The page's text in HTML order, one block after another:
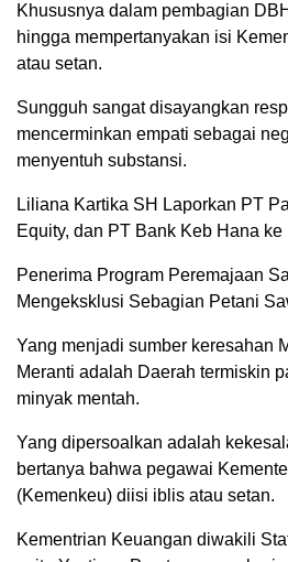
Khususnya dalam pembagian
hingga mempertanyakan isi
atau setan.
Sungguh sangat disayangkan
mencerminkan empati sebagai
menyentuh substansi.
Liliana Kartika SH Laporkan PT
Equity, dan PT Bank Keb Hana
Penerima Program Peremajaan
Mengeksklusi Sebagian Petani
Yang menjadi sumber keresahan
Meranti adalah Daerah termiskin
minyak mentah.
Yang dipersoalkan adalah
bertanya bahwa pegawai
(Kemenkeu) diisi iblis atau setan.
Kementrian Keuangan diwakili